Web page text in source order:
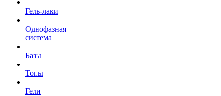
Гель-лаки
Однофазная
система
Базы
Топы
Гели